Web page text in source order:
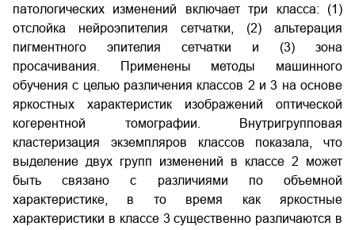
патологических изменений включает три класса: (1)
отслойка нейроэпителия сетчатки, (2) альтерация
пигментного эпителия сетчатки и (3) зона
просачивания. Применены методы машинного
обучения с целью различения классов 2 и 3 на основе
яркостных характеристик изображений оптической
когерентной томографии. Внутригрупповая
кластеризация экземпляров классов показала, что
выделение двух групп изменений в классе 2 может
быть связано с различиями по объемной
характеристике, в то время как яркостные
характеристики в классе 3 существенно различаются в